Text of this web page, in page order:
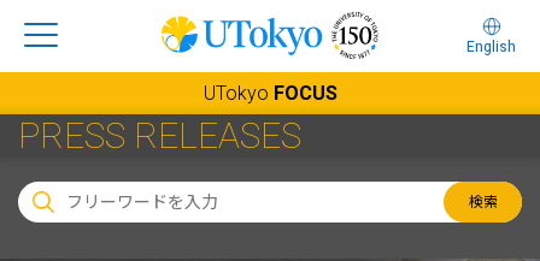
English
UTokyo FOCUS
PRESS RELEASES
検索